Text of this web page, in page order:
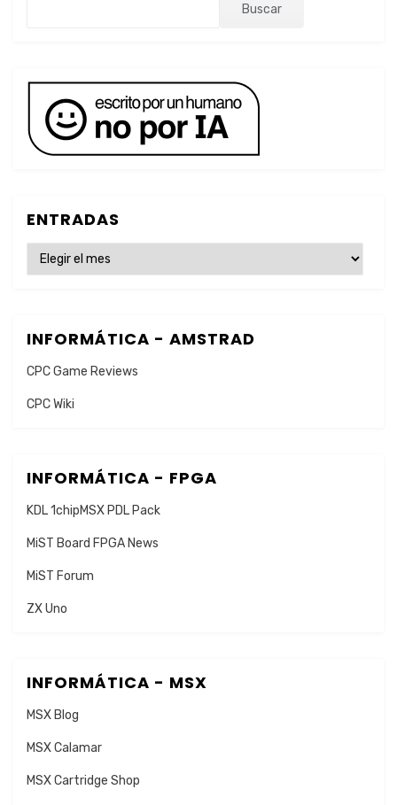
Buscar
ENTRADAS
ENTRADAS
INFORMÁTICA - AMSTRAD
CPC Game Reviews
CPC Wiki
INFORMÁTICA - FPGA
KDL 1chipMSX PDL Pack
MiST Board FPGA News
MiST Forum
ZX Uno
INFORMÁTICA - MSX
MSX Blog
MSX Calamar
MSX Cartridge Shop